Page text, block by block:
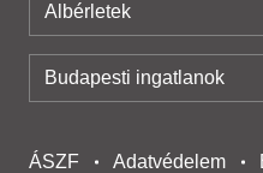
Albérletek
Budapesti ingatlanok
ÁSZF Adatvédelem